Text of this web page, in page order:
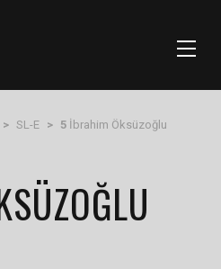
> SL-E > 5 İbrahim Öksüzoğlu